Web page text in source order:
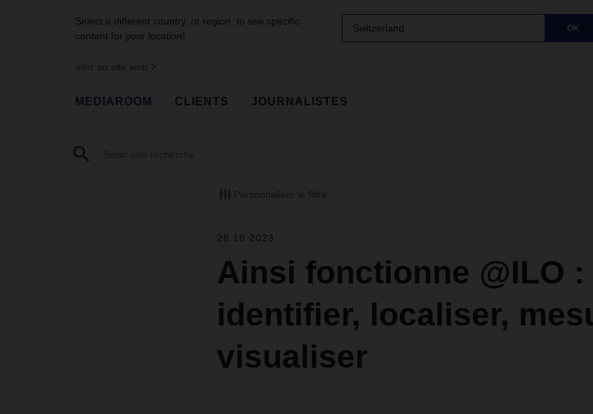
Select a different country, or region, to see specific
content for your location!
Switzerland OK
aller au site web
MEDIAROOM CLIENTS JOURNALISTES
Personnaliser le filtre
26.10.2023
Ainsi fonctionne @ILO :
identifier, localiser,
visualiser